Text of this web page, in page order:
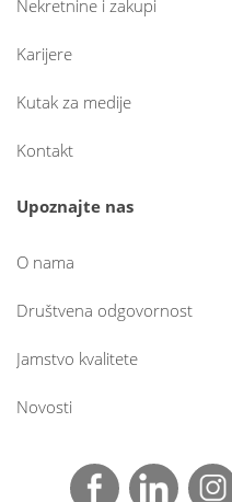
Nekretnine i zakupi
Karijere
Kutak za medije
Kontakt
Upoznajte nas
O nama
Društvena odgovornost
Jamstvo kvalitete
Novosti